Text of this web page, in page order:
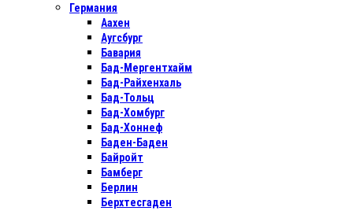
Германия
Аахен
Аугсбург
Бавария
Бад-Мергентхайм
Бад-Райхенхаль
Бад-Тольц
Бад-Хомбург
Бад-Хоннеф
Баден-Баден
Байройт
Бамберг
Берлин
Берхтесгаден